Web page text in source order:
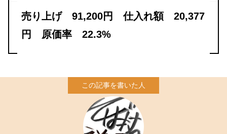
売り上げ 91,200円 仕入れ額 20,377
円 原価率 22.3%